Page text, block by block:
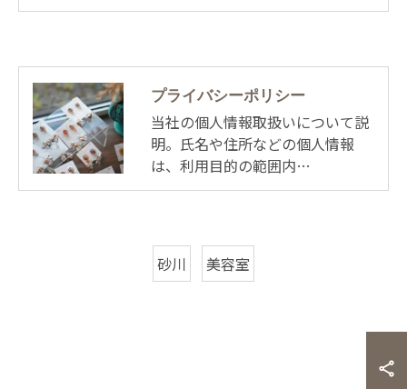
プライバシーポリシー
当社の個人情報取扱いについて説
明。氏名や住所などの個人情報
は、利用目的の範囲内…
砂川 美容室